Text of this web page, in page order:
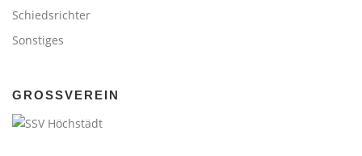
Schiedsrichter
Sonstiges
GROSSVEREIN